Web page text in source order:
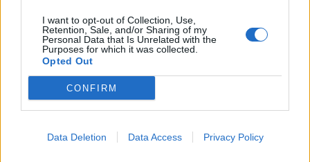
I want to opt-out of Collection, Use,
Retention, Sale, and/or Sharing of my
Personal Data that Is Unrelated with the
Purposes for which it was collected.
Opted Out
CONFIRM
Data Deletion Data Access Privacy Policy
Изкуствен интелект за първи път
създаде нови жизнеспособни вируси
07.08.2026 / 15:30